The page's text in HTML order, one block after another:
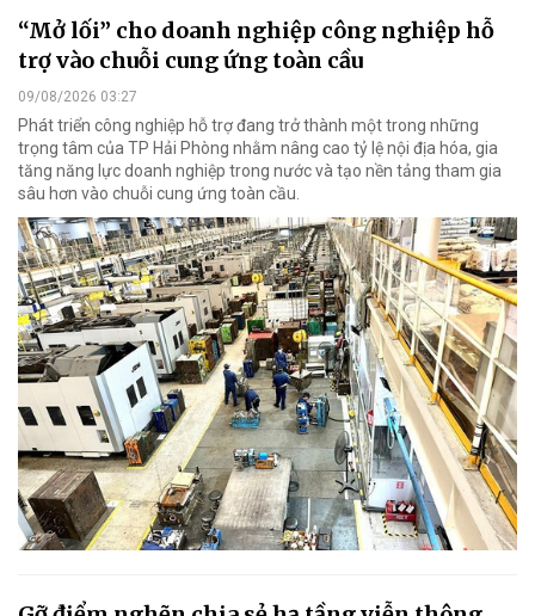
“Mở lối” cho doanh nghiệp công nghiệp hỗ
trợ vào chuỗi cung ứng toàn cầu
09/08/2026 03:27
Phát triển công nghiệp hỗ trợ đang trở thành một trong những
trọng tâm của TP Hải Phòng nhằm nâng cao tỷ lệ nội địa hóa, gia
tăng năng lực doanh nghiệp trong nước và tạo nền tảng tham gia
sâu hơn vào chuỗi cung ứng toàn cầu.